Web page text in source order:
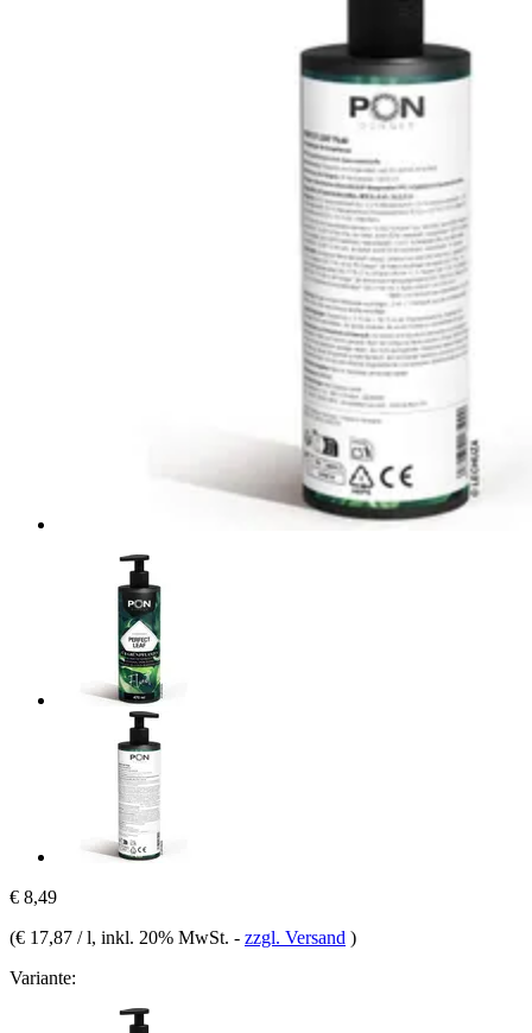
€ 8,49
(€ 17,87 / l, inkl. 20% MwSt. - zzgl. Versand )
Variante: